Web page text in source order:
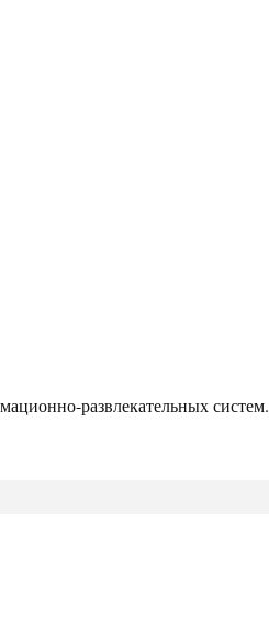
развлекательных систем.